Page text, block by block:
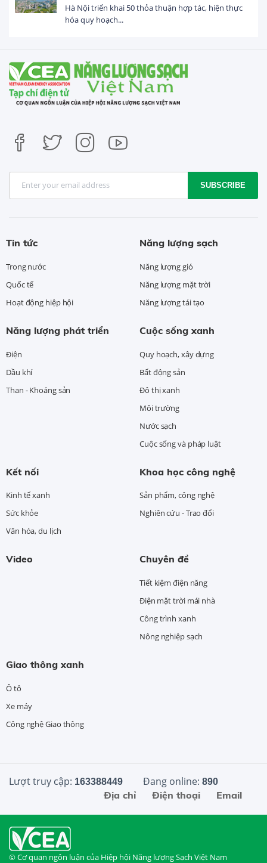
Hà Nội triển khai 50 thỏa thuận hợp tác, hiện thực
hóa quy hoạch...
SUBSCRIBE
Tin tức
Trong nước
Quốc tế
Hoạt động hiệp hội
Năng lượng sạch
Năng lượng gió
Năng lượng mặt trời
Năng lượng tái tạo
Năng lượng phát triển
Điện
Dầu khí
Than - Khoáng sản
Cuộc sống xanh
Quy hoạch, xây dựng
Bất động sản
Đô thị xanh
Môi trường
Nước sạch
Cuộc sống và pháp luật
Kết nối
Kinh tế xanh
Sức khỏe
Văn hóa, du lịch
Khoa học công nghệ
Sản phẩm, công nghệ
Nghiên cứu - Trao đổi
Video Chuyên đề
Tiết kiệm điện năng
Điện mặt trời mái nhà
Công trình xanh
Nông nghiệp sạch
Giao thông xanh
Ô tô
Xe máy
Công nghệ Giao thông
Lượt truy cập: 163388449 Đang online: 890
Email
Điện thoại
Địa chỉ
© Cơ quan ngôn luận của Hiệp hội Năng lượng Sạch Việt Nam